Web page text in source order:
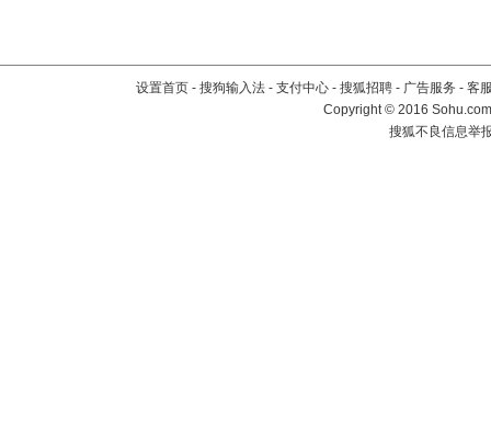
设置首页 - 搜狗输入法 - 支付中心 - 搜狐招聘 - 广告服务 - 客
Copyright©2016
搜狐不良信息举